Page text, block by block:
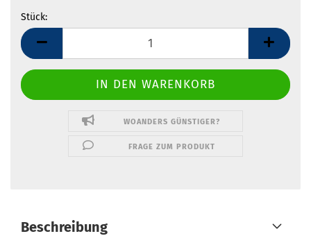
Stück:
Stück
WOANDERS GÜNSTIGER?
FRAGE ZUM PRODUKT
Beschreibung